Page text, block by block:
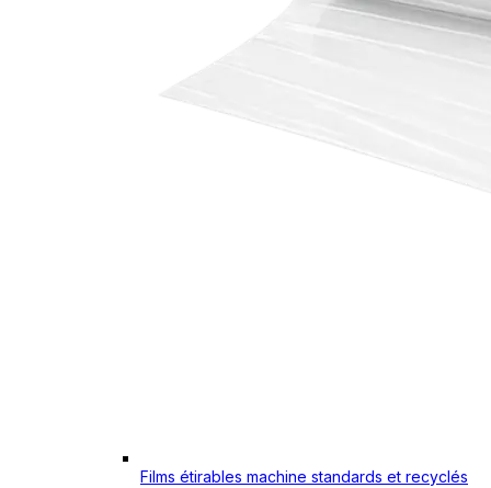
Films étirables machine standards et recyclés